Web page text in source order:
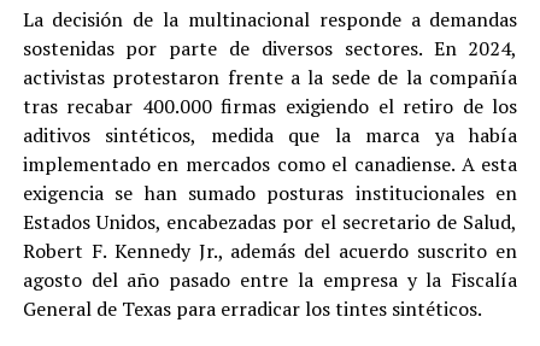
La decisión de la multinacional responde a demandas
sostenidas por parte de diversos sectores. En 2024,
activistas protestaron frente a la sede de la compañía
tras recabar 400.000 firmas exigiendo el retiro de los
aditivos sintéticos, medida que la marca ya había
implementado en mercados como el canadiense. A esta
exigencia se han sumado posturas institucionales en
Estados Unidos, encabezadas por el secretario de Salud,
Robert F. Kennedy Jr., además del acuerdo suscrito en
agosto del año pasado entre la empresa y la Fiscalía
General de Texas para erradicar los tintes sintéticos.